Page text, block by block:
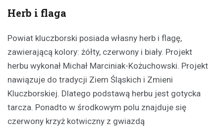
Herb i flaga
Powiat kluczborski posiada własny herb i flagę,
zawierającą kolory: żółty, czerwony i biały. Projekt
herbu wykonał Michał Marciniak-Kożuchowski. Projekt
nawiązuje do tradycji Ziem Śląskich i Zmieni
Kluczborskiej. Dlatego podstawą herbu jest gotycka
tarcza. Ponadto w środkowym polu znajduje się
czerwony krzyż kotwiczny z gwiazdą